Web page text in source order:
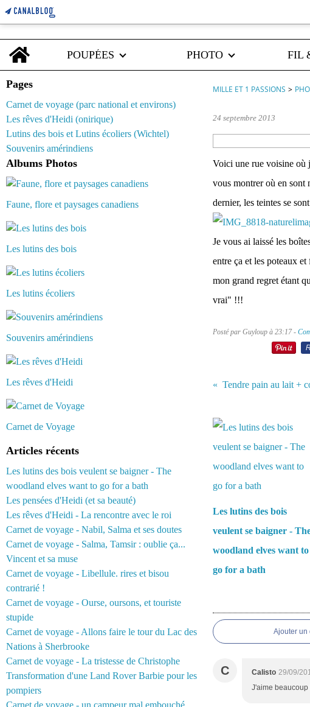
Home
POUPÉES
PHOTO FIL
Pages
Carnet de voyage (parc national et environs)
Les rêves d'Heidi (onirique)
Lutins des bois et Lutins écoliers (Wichtel)
Souvenirs amérindiens
Albums Photos
Faune, flore et paysages canadiens
Les lutins des bois
Les lutins écoliers
Souvenirs amérindiens
Les rêves d'Heidi
Carnet de Voyage
Articles récents
Les lutins des bois veulent se baigner - The
woodland elves want to go for a bath
Les pensées d'Heidi (et sa beauté)
Les rêves d'Heidi - La rencontre avec le roi
Carnet de voyage - Nabil, Salma et ses doutes
Carnet de voyage - Salma, Tamsir : oublie ça...
Vincent et sa muse
Carnet de voyage - Libellule. rires et bisou
contrarié !
Carnet de voyage - Ourse, oursons, et touriste
stupide
Carnet de voyage - Allons faire le tour du Lac des
Nations à Sherbrooke
Carnet de voyage - La tristesse de Christophe
Transformation d'une Land Rover Barbie pour les
pompiers
Carnet de voyage - un campeur mal embouché
MILLE ET 1 PASSIONS >
24 septembre 2013
Voici une rue voisine où
vous montrer où en sont
dernier, les teintes se
Je vous ai laissé les
entre ça et les poteaux
mon grand regret étant
vrai" !!!
Posté par Guyloup à 23:17 -
Les lutins des bois
veulent se baigner -
woodland elves want to
go for a bath
Ajouter un
C Calisto 29/09/
J'aime